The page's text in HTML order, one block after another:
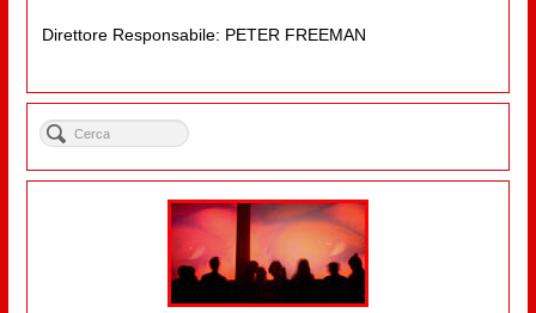
Direttore Responsabile: PETER FREEMAN